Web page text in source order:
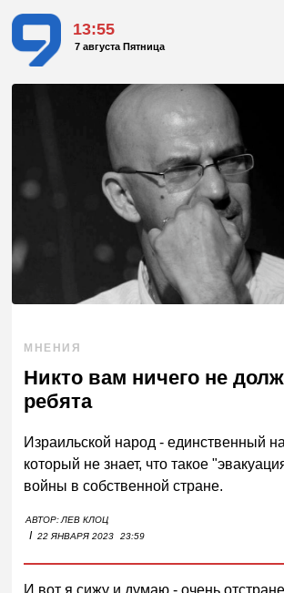
13:55
7 августа Пятница
МНЕНИЯ
Никто вам ничего не
ребята
Израильской народ - единственный
который не знает, что такое
войны в собственной стране.
АВТОР:ЛЕВ КЛОЦ
I 22 ЯНВАРЯ 2023 23:59
И вот я сижу и думаю - очень